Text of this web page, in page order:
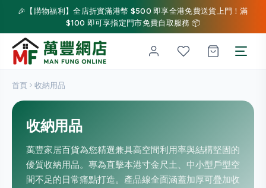
🎉【購物福利】全店折實滿港幣 $500 即享全港免費送貨上門！滿
$100 即可享指定門市免費自取服務 📦
首頁 收納用品
收納用品
萬豐家居百貨為您精選兼具高空間利用率與結構堅固的
優質收納用品。專為直擊本港寸金尺土、中小型戶型空
間不足的日常痛點打造。產品線全面涵蓋加厚可疊加收